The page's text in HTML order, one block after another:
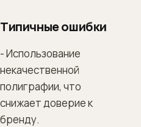
Типичные ошибки
- Использование
некачественной
полиграфии, что
снижает доверие к
бренду.